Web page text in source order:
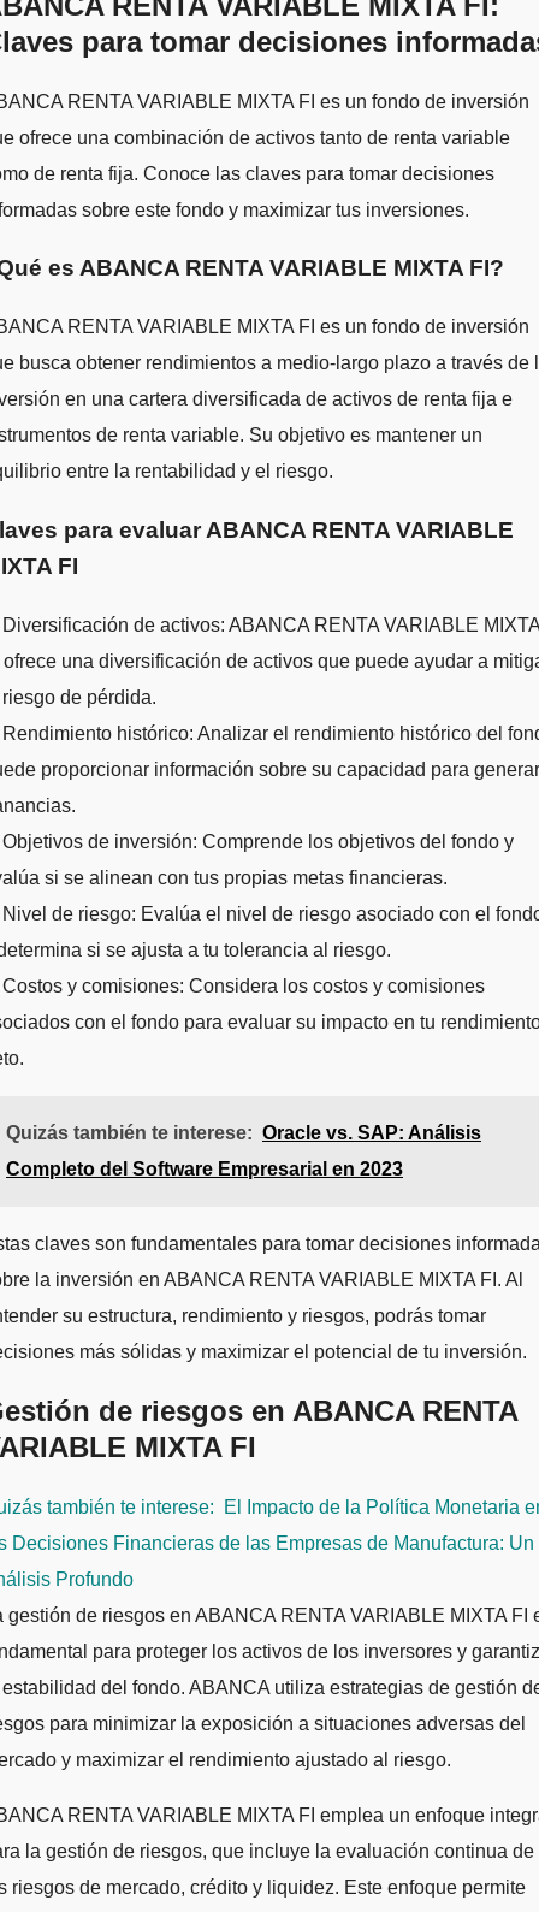
para tomar decisiones
RENTA VARIABLE MIXTA FI es un fondo de inversión
ofrece una combinación de activos tanto de renta variable
de renta fija. Conoce las claves para tomar decisiones
sobre este fondo y maximizar tus inversiones.
es ABANCA RENTA VARIABLE MIXTA FI?
RENTA VARIABLE MIXTA FI es un fondo de inversión
busca obtener rendimientos a medio-largo plazo a través de
en una cartera diversificada de activos de renta fija e
de renta variable. Su objetivo es mantener un
entre la rentabilidad y el riesgo.
para evaluar ABANCA RENTA VARIABLE
FI
de activos: ABANCA RENTA VARIABLE MIXTA
ofrece una diversificación de activos que puede ayudar a
de pérdida.
histórico: Analizar el rendimiento histórico del
proporcionar información sobre su capacidad para generar
de inversión: Comprende los objetivos del fondo y
si se alinean con tus propias metas financieras.
de riesgo: Evalúa el nivel de riesgo asociado con el
si se ajusta a tu tolerancia al riesgo.
y comisiones: Considera los costos y comisiones
con el fondo para evaluar su impacto en tu
Quizás también te interese: Oracle vs. SAP: Análisis
Completo del Software Empresarial en 2023
claves son fundamentales para tomar decisiones
la inversión en ABANCA RENTA VARIABLE MIXTA FI. Al
su estructura, rendimiento y riesgos, podrás tomar
más sólidas y maximizar el potencial de tu inversión.
de riesgos en ABANCA RENTA
MIXTA FI
también te interese:
El Impacto de la Política Monetaria
Decisiones Financieras de las Empresas de Manufactura: Un
Profundo
gestión de riesgos en ABANCA RENTA VARIABLE MIXTA FI
para proteger los activos de los inversores y
del fondo. ABANCA utiliza estrategias de gestión
para minimizar la exposición a situaciones adversas del
y maximizar el rendimiento ajustado al riesgo.
RENTA VARIABLE MIXTA FI emplea un enfoque
la gestión de riesgos, que incluye la evaluación continua de
riesgos de mercado, crédito y liquidez. Este enfoque permite